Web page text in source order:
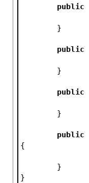
public
	}
public
	}
public
	}
public
{
	}
}